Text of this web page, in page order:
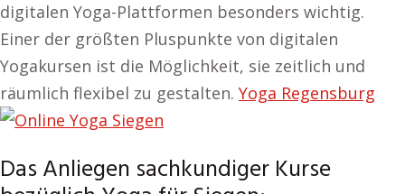
digitalen Yoga-Plattformen besonders wichtig.
Einer der größten Pluspunkte von digitalen
Yogakursen ist die Möglichkeit, sie zeitlich und
räumlich flexibel zu gestalten. Yoga Regensburg
Das Anliegen sachkundiger Kurse